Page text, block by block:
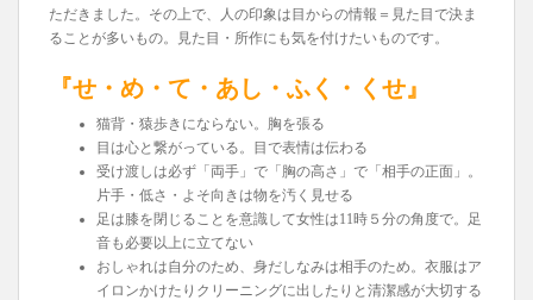
ただきました。その上で、人の印象は目からの情報＝見た目で決ま
ることが多いもの。見た目・所作にも気を付けたいものです。
『せ・め・て・あし・ふく・くせ』
猫背・猿歩きにならない。胸を張る
目は心と繋がっている。目で表情は伝わる
受け渡しは必ず「両手」で「胸の高さ」で「相手の正面」。
片手・低さ・よそ向きは物を汚く見せる
足は膝を閉じることを意識して女性は11時５分の角度で。足
音も必要以上に立てない
おしゃれは自分のため、身だしなみは相手のため。衣服はア
イロンかけたりクリーニングに出したりと清潔感が大切する